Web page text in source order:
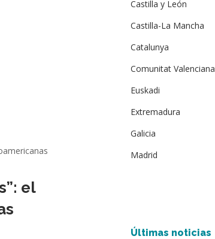
el
Castilla y León
Castilla-La Mancha
Catalunya
Comunitat Valenciana
Euskadi
Extremadura
Galicia
Madrid
Últimas noticias